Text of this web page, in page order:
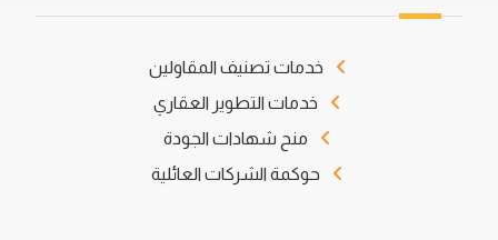
خدمات تصنيف المقاولين
خدمات التطوير العقاري
منح شهادات الجودة
حوكمة الشركات العائلية